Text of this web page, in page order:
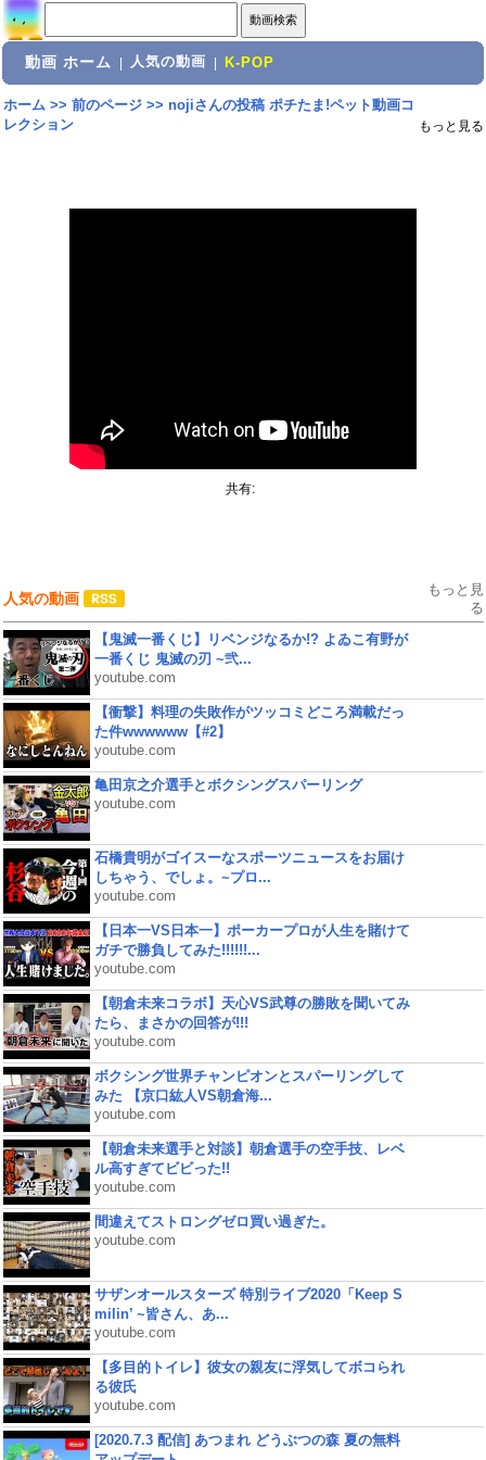
動画 ホーム 人気の動画 K-POP
ホーム>> 前のページ>> nojiさんの投稿 ポチたま!ペット動画コ
レクション
もっと見る
共有:
人気の動画
もっと見
る
【鬼滅一番くじ】リベンジなるか!? よゐこ有野が
一番くじ 鬼滅の刃 ~弐...
youtube.com
【衝撃】料理の失敗作がツッコミどころ満載だっ
た件wwwwww【#2】
youtube.com
亀田京之介選手とボクシングスパーリング
youtube.com
石橋貴明がゴイスーなスポーツニュースをお届け
しちゃう、でしょ。~プロ...
youtube.com
【日本一VS日本一】ポーカープロが人生を賭けて
ガチで勝負してみた!!!!!!...
youtube.com
【朝倉未来コラボ】天心VS武尊の勝敗を聞いてみ
たら、まさかの回答が!!!
youtube.com
ボクシング世界チャンピオンとスパーリングして
みた 【京口紘人VS朝倉海...
youtube.com
【朝倉未来選手と対談】朝倉選手の空手技、レベ
ル高すぎてビビった!!
youtube.com
間違えてストロングゼロ買い過ぎた。
youtube.com
サザンオールスターズ 特別ライブ2020「Keep S
milin’ ~皆さん、あ...
youtube.com
【多目的トイレ】彼女の親友に浮気してボコられ
る彼氏
youtube.com
[2020.7.3 配信] あつまれ どうぶつの森 夏の無料